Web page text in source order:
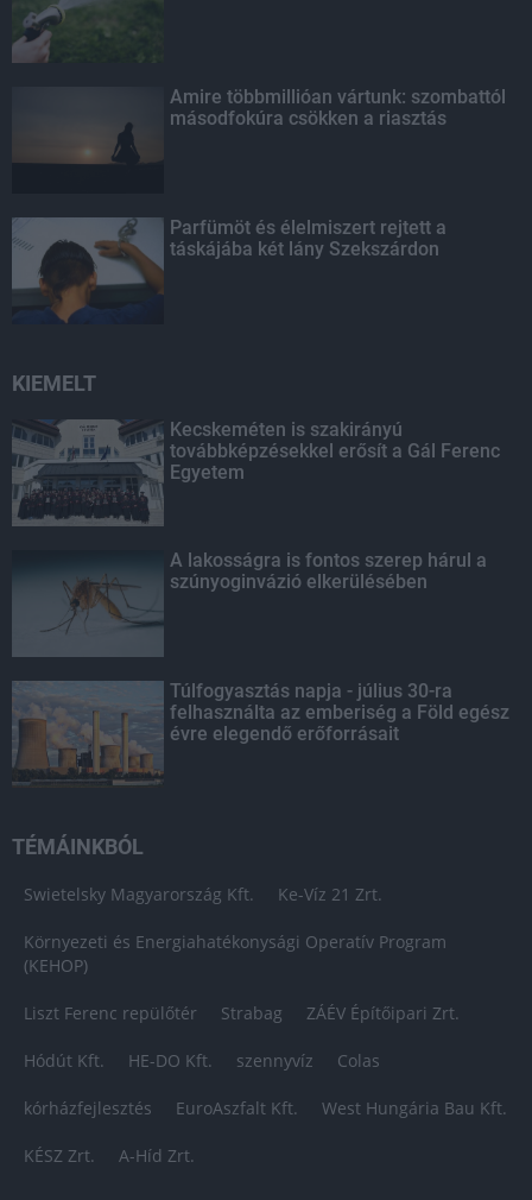
Amire többmillióan vártunk: szombattól
másodfokúra csökken a riasztás
Parfümöt és élelmiszert rejtett a
táskájába két lány Szekszárdon
KIEMELT
Kecskeméten is szakirányú
továbbképzésekkel erősít a Gál Ferenc
Egyetem
A lakosságra is fontos szerep hárul a
szúnyoginvázió elkerülésében
Túlfogyasztás napja - július 30-ra
felhasználta az emberiség a Föld egész
évre elegendő erőforrásait
TÉMÁINKBÓL
Swietelsky Magyarország Kft. Ke-Víz 21 Zrt.
Környezeti és Energiahatékonysági Operatív Program
(KEHOP)
Liszt Ferenc repülőtér Strabag ZÁÉV Építőipari Zrt.
Hódút Kft. HE-DO Kft. szennyvíz Colas
kórházfejlesztés EuroAszfalt Kft. West Hungária Bau Kft.
KÉSZ Zrt. A-Híd Zrt.